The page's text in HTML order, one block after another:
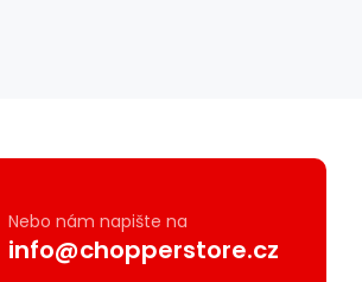
Nebo nám napište na
info@chopperstore.cz